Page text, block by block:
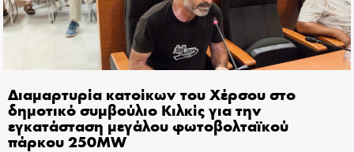
Διαμαρτυρία κατοίκων του Χέρσου στο
δημοτικό συμβούλιο Κιλκίς για την
εγκατάσταση μεγάλου φωτοβολταϊκού
πάρκου 250MW